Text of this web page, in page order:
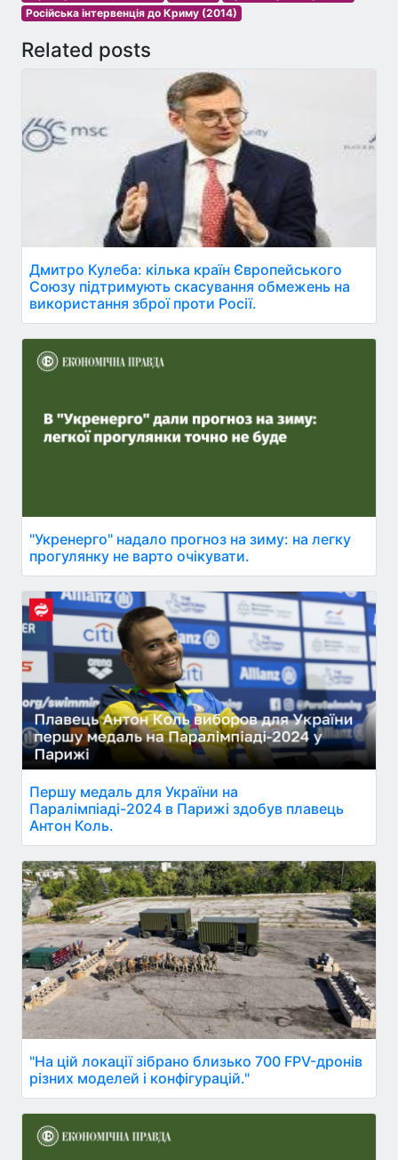
Російська інтервенція до Криму (2014)
Related posts
Дмитро Кулеба: кілька країн Європейського
Союзу підтримують скасування обмежень на
використання зброї проти Росії.
"Укренерго" надало прогноз на зиму: на легку
прогулянку не варто очікувати.
Першу медаль для України на
Паралімпіаді-2024 в Парижі здобув плавець
Антон Коль.
"На цій локації зібрано близько 700 FPV-дронів
різних моделей і конфігурацій."